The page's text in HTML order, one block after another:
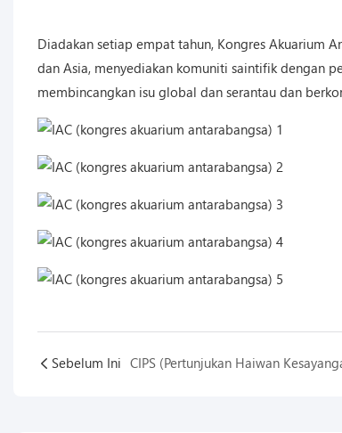
Diadakan setiap empat tahun, Kongres Akuarium
dan Asia, menyediakan komuniti saintifik dengan
membincangkan isu global dan serantau dan
Sebelum Ini